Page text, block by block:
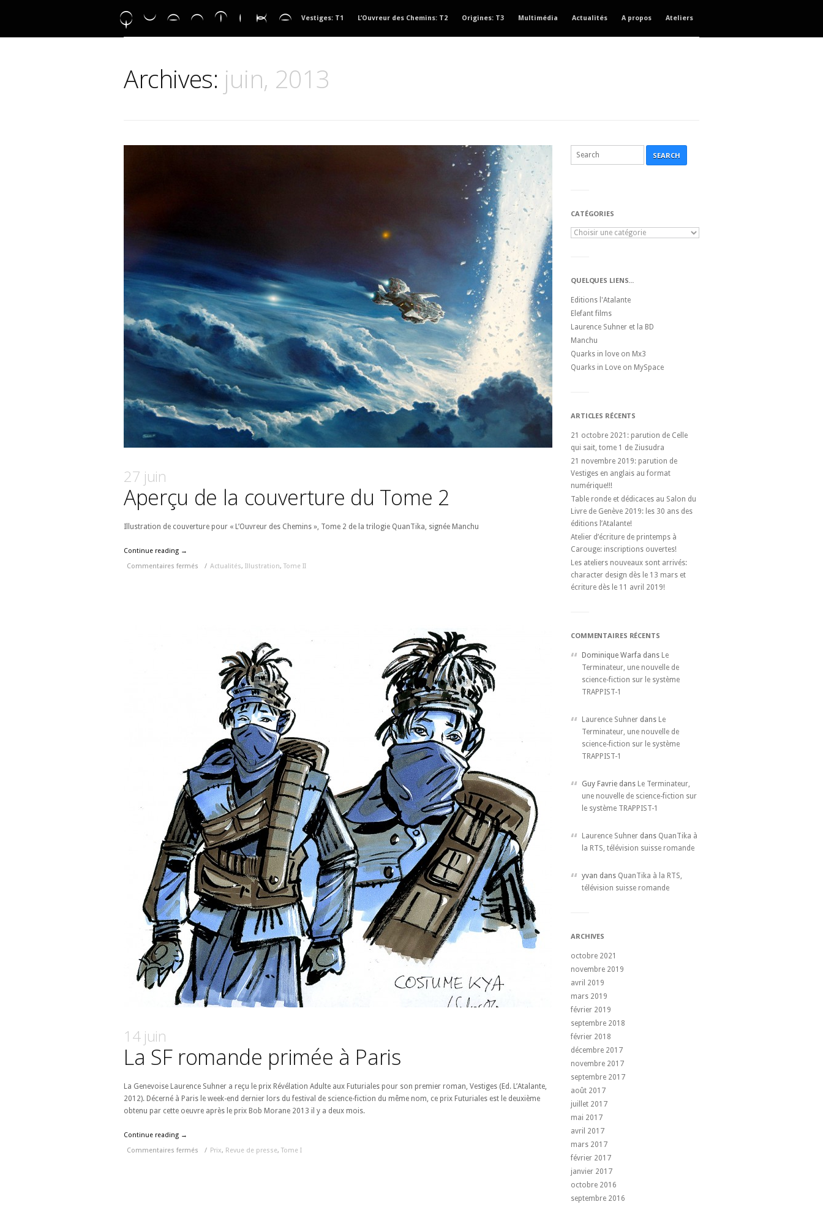
Vestiges: T1 L’Ouvreur des Chemins: T2 Origines: T3 Multimédia Actualités A propos Ateliers
Archives: juin, 2013
27 juin
Aperçu de la couverture du Tome 2
Illustration de couverture pour « L’Ouvreur des Chemins », Tome 2 de la trilogie QuanTika, signée Manchu
Continue reading →
Commentaires fermés
/ Actualités, Illustration, Tome II
14 juin
La SF romande primée à Paris
La Genevoise Laurence Suhner a reçu le prix Révélation Adulte aux Futuriales pour son premier roman, Vestiges (Ed. L’Atalante,
2012). Décerné à Paris le week-end dernier lors du festival de science-fiction du même nom, ce prix Futuriales est le deuxième
obtenu par cette oeuvre après le prix Bob Morane 2013 il y a deux mois.
Continue reading →
Commentaires fermés
/ Prix, Revue de presse, Tome I
SEARCH
CATÉGORIES
QUELQUES LIENS...
Editions l'Atalante
Elefant films
Laurence Suhner et la BD
Manchu
Quarks in love on Mx3
Quarks in Love on MySpace
ARTICLES RÉCENTS
21 octobre 2021: parution de Celle
qui sait, tome 1 de Ziusudra
21 novembre 2019: parution de
Vestiges en anglais au format
numérique!!!
Table ronde et dédicaces au Salon du
Livre de Genève 2019: les 30 ans des
éditions l’Atalante!
Atelier d’écriture de printemps à
Carouge: inscriptions ouvertes!
Les ateliers nouveaux sont arrivés:
character design dès le 13 mars et
écriture dès le 11 avril 2019!
COMMENTAIRES RÉCENTS
Dominique Warfa dans Le
Terminateur, une nouvelle de
science-fiction sur le système
TRAPPIST-1
Laurence Suhner dans Le
Terminateur, une nouvelle de
science-fiction sur le système
TRAPPIST-1
Guy Favrie dans Le Terminateur,
une nouvelle de science-fiction sur
le système TRAPPIST-1
Laurence Suhner dans QuanTika à
la RTS, télévision suisse romande
yvan dans QuanTika à la RTS,
télévision suisse romande
ARCHIVES
octobre 2021
novembre 2019
avril 2019
mars 2019
février 2019
septembre 2018
février 2018
décembre 2017
novembre 2017
septembre 2017
août 2017
juillet 2017
mai 2017
avril 2017
mars 2017
février 2017
janvier 2017
octobre 2016
septembre 2016